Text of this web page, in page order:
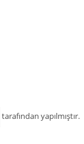
tarafından yapılmıştır.